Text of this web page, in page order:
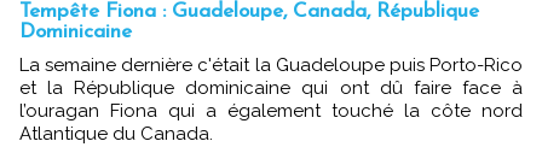
Tempête Fiona : Guadeloupe, Canada, République
Dominicaine
La semaine dernière c'était la Guadeloupe puis Porto-Rico
et la République dominicaine qui ont dû faire face à
l’ouragan Fiona qui a également touché la côte nord
Atlantique du Canada.